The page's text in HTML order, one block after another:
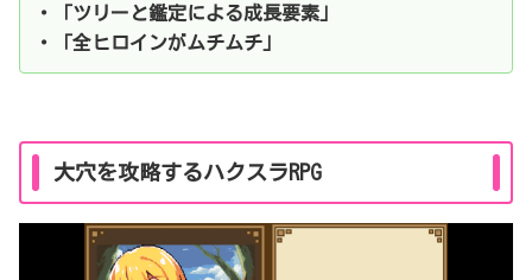
・「ツリーと鑑定による成長要素」
・「全ヒロインがムチムチ」
大穴を攻略するハクスラRPG